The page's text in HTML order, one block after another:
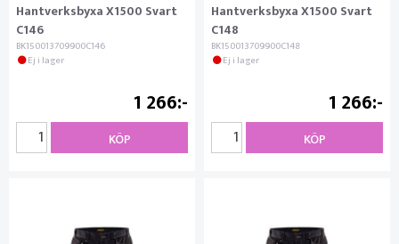
Hantverksbyxa X1500 Svart
C146
BK150013709900C146
Ej i lager
1 266
KÖP
Hantverksbyxa X1500 Svart
C148
BK150013709900C148
Ej i lager
1 266
KÖP